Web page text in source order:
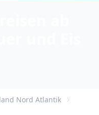
Nord Atlantik